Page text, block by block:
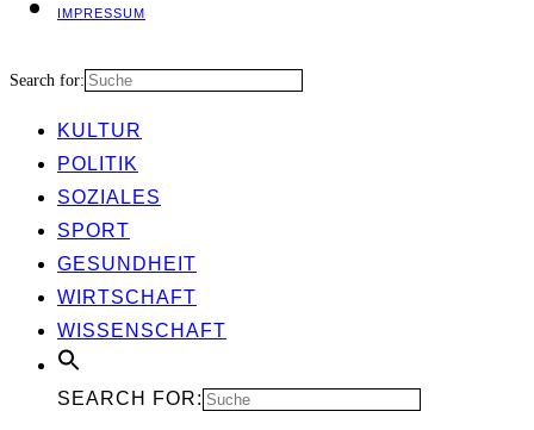
IMPRES­SUM
Search for:
KUL­TUR
POLI­TIK
SOZIA­LES
SPORT
GESUND­HEIT
WIRT­SCHAFT
WIS­SEN­SCHAFT
SEARCH FOR: